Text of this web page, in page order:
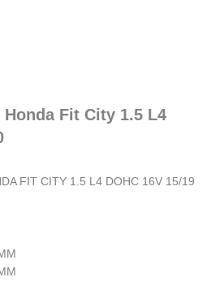
Fit City 1.5 L4
FIT CITY 1.5 L4 DOHC 16V 15/19